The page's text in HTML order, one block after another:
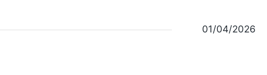
01/04/2026